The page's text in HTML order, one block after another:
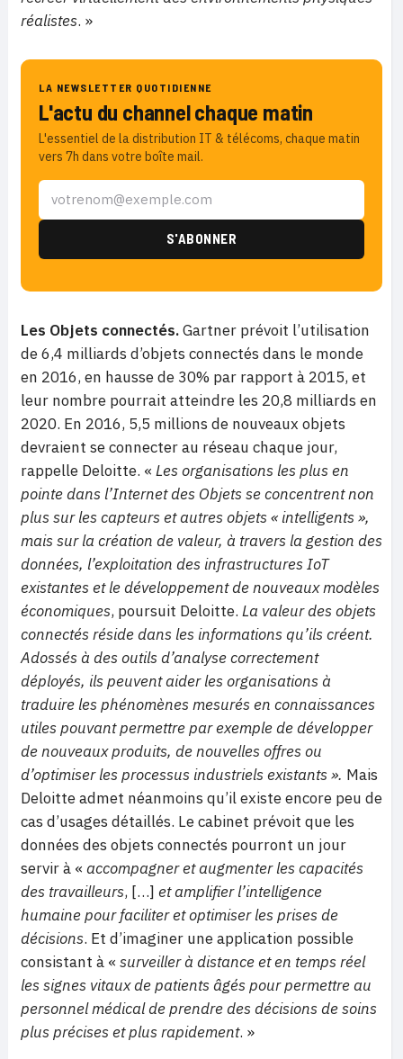
réalistes. »
LA NEWSLETTER QUOTIDIENNE
L'actu du channel chaque matin
L'essentiel de la distribution IT & télécoms, chaque matin
vers 7h dans votre boîte mail.
Les Objets connectés.Gartner prévoit l’utilisation
de 6,4 milliards d’objets connectés dans le monde
en 2016, en hausse de 30% par rapport à 2015, et
leur nombre pourrait atteindre les 20,8 milliards en
2020. En 2016, 5,5 millions de nouveaux objets
devraient se connecter au réseau chaque jour,
rappelle Deloitte. « Les organisations les plus en
pointe dans l’Internet des Objets se concentrent non
plus sur les capteurs et autres objets « intelligents »,
mais sur la création de valeur, à travers la gestion des
données, l’exploitation des infrastructures IoT
existantes et le développement de nouveaux modèles
économiques, poursuit Deloitte. La valeur des objets
connectés réside dans les informations qu’ils créent.
Adossés à des outils d’analyse correctement
déployés, ils peuvent aider les organisations à
traduire les phénomènes mesurés en connaissances
utiles pouvant permettre par exemple de développer
de nouveaux produits, de nouvelles offres ou
d’optimiser les processus industriels existants ». Mais
Deloitte admet néanmoins qu’il existe encore peu de
cas d’usages détaillés. Le cabinet prévoit que les
données des objets connectés pourront un jour
servir à « accompagner et augmenter les capacités
des travailleurs, […] et amplifier l’intelligence
humaine pour faciliter et optimiser les prises de
décisions. Et d’imaginer une application possible
consistant à « surveiller à distance et en temps réel
les signes vitaux de patients âgés pour permettre au
personnel médical de prendre des décisions de soins
plus précises et plus rapidement. »